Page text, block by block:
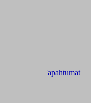
Tapahtumat